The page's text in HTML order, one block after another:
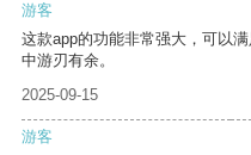
游客
这款app的功能非常强大，可以
中游刃有余。
2025-09-15
游客